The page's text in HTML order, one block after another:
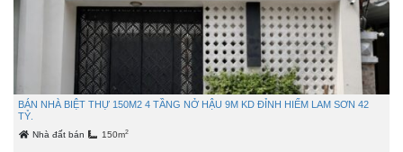
BÁN NHÀ BIỆT THỰ 150M2 4 TẦNG NỞ HẬU 9M KD ĐỈNH HIẾM LAM SƠN 42
TỶ.
Nhà đất bán 150m2